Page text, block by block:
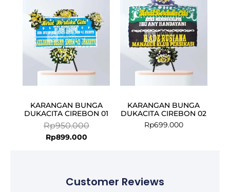
KARANGAN BUNGA
DUKACITA CIREBON 01
Rp950.000
Rp950.000.
Rp899.000
KARANGAN BUNGA
DUKACITA CIREBON 02
Rp699.000
Customer Reviews